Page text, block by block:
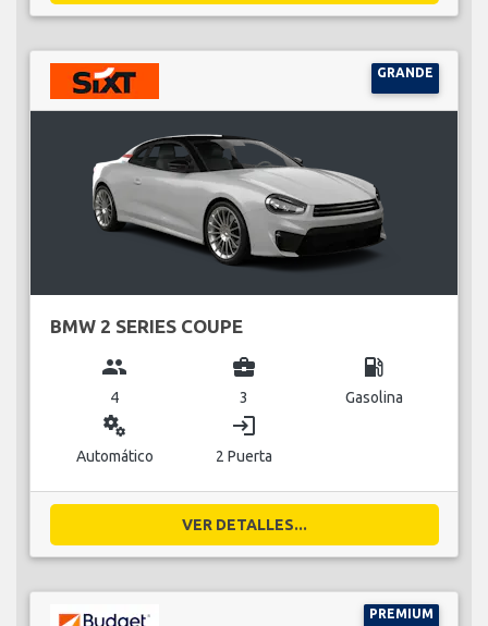
GRANDE
BMW 2 SERIES COUPE
group
4
business_center
3
local_gas_station
Gasolina
miscellaneous_services
Automático
login
2 Puerta
VER DETALLES...
PREMIUM